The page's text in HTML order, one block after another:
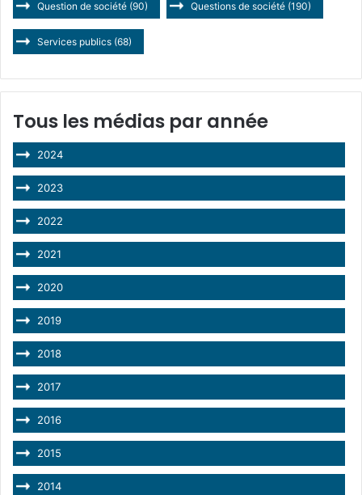
Question de société (90) Questions de société (190)
Services publics (68)
Tous les médias par année
2024
2023
2022
2021
2020
2019
2018
2017
2016
2015
2014